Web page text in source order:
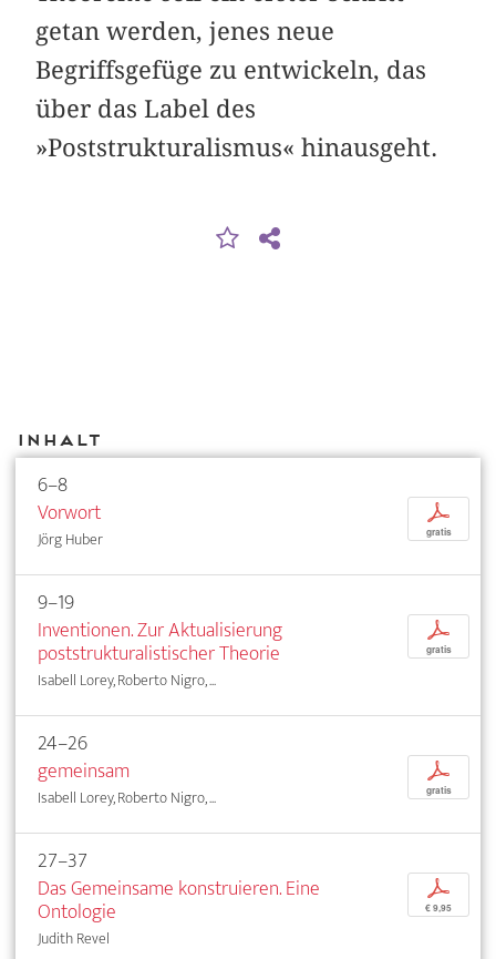
getan werden, jenes neue
Begriffsgefüge zu entwickeln, das
über das Label des
»Poststrukturalismus« hinausgeht.
Inhalt
6–8
Vorwort
Jörg Huber
p
gratis
9–19
Inventionen. Zur Aktualisierung
poststrukturalistischer Theorie
Isabell Lorey, Roberto Nigro, ...
p
gratis
24–26
gemeinsam
Isabell Lorey, Roberto Nigro, ...
p
gratis
27–37
Das Gemeinsame konstruieren. Eine
Ontologie
Judith Revel
p
€ 9,95